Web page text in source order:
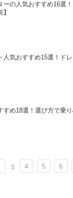
ーの人気おすすめ16選
人気おすすめ15選！ド
すめ18選！選び方で乗
3 4 5 6